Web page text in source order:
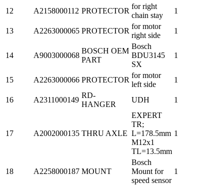
12 A2158000112 PROTECTOR
for right
chain stay
1
13 A2263000065 PROTECTOR
for motor
right side
1
14 A9003000068
BOSCH OEM
PART
Bosch
BDU3145
SX
1
15 A2263000066 PROTECTOR
for motor
left side
1
16 A2311000149
RD-
HANGER
UDH 1
17 A2002000135 THRU AXLE
EXPERT
TR;
L=178.5mm
M12x1
TL=13.5mm
1
18 A2258000187 MOUNT
Bosch
Mount for
speed sensor
1